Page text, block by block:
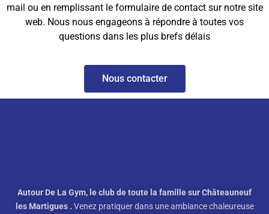
mail ou en remplissant le formulaire de contact sur notre site
web. Nous nous engageons à répondre à toutes vos
questions dans les plus brefs délais
Nous contacter
Autour De La Gym, le club de toute la famille sur Châteauneuf
les Martigues . Venez pratiquer dans une ambiance chaleureuse